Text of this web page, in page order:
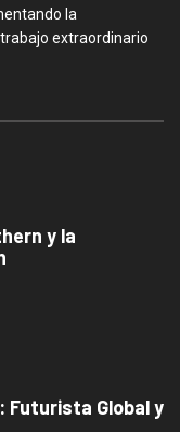
la
extraordinario
y la
Futurista Global y